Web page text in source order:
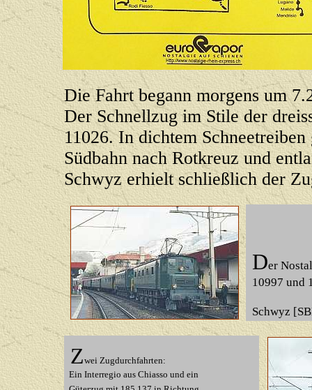
Die Fahrt begann morgens um
Der Schnellzug im Stile der
11026. In dichtem
Südbahn nach Rotkreuz und
Schwyz erhielt schließlich der
Der
10997 und
Schwyz
Zwei Zugdurchfahrten:
Ein Interregio aus Chiasso und ein